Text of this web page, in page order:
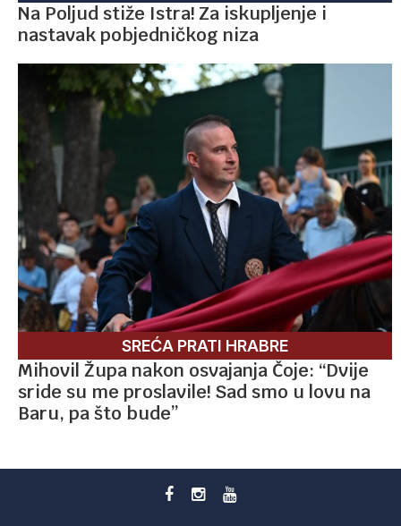
Na Poljud stiže Istra! Za iskupljenje i
nastavak pobjedničkog niza
SREĆA PRATI HRABRE
Mihovil Župa nakon osvajanja Čoje: “Dvije
sride su me proslavile! Sad smo u lovu na
Baru, pa što bude”